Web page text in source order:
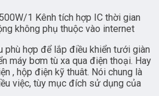
1 Kênh tích hợp IC thời gian
không phụ thuộc vào internet
phù hợp để lắp điều khiển tưới giàn
máy bơm tù xa qua điện thoại. Hay
, hộp điện kỹ thuât. Nói chung là
việc, tùy mục đích sử dụng của